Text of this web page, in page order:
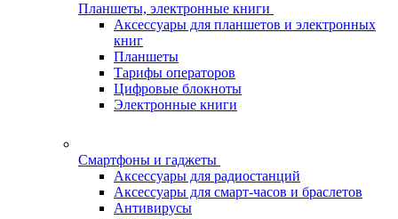
Планшеты, электронные книги
Аксессуары для планшетов и электронных
книг
Планшеты
Тарифы операторов
Цифровые блокноты
Электронные книги
Смартфоны и гаджеты
Аксессуары для радиостанций
Аксессуары для смарт-часов и браслетов
Антивирусы